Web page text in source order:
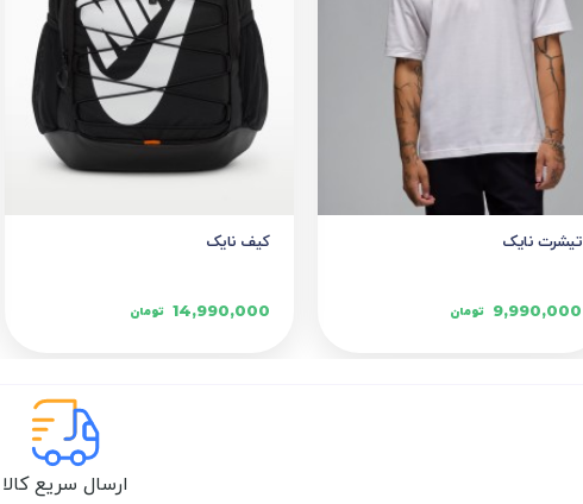
تیشرت نایک
9,990,000 تومان
کیف نایک
14,990,000 تومان
ارسال سریع کالا